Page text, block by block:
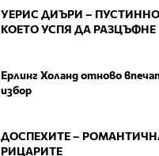
УЕРИС ДИЪРИ –
КОЕТО УСПЯ ДА РАЗЦЪФНЕ
Ерлинг Холанд отново
избор
ДОСПЕХИТЕ –
РИЦАРИТЕ